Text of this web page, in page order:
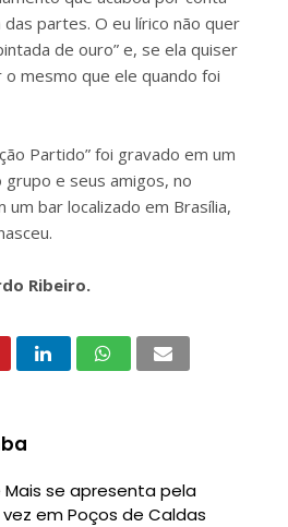
das partes. O eu lírico não quer
de ouro” e, se ela quiser
mesmo que ele quando foi
Partido” foi gravado em um
e seus amigos, no
bar localizado em Brasília,
Ribeiro.
Mais se apresenta pela
em Poços de Caldas